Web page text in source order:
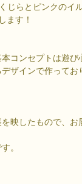
じらとピンクのイ
ます！
コンセプトは遊び
ザインで作ってお
映したもので、お
。